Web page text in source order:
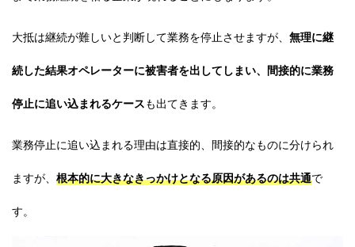
大抵は継続が難しいと判断して業務を停止させますが、 無理に継
続した結果オペレーターに被害者を出してしまい、間接的に業務
停止に追い込まれるケースも出てきます。
業務停止に追い込まれる理由は直接的、間接的なものに分けられ
ますが、 根本的に大きなきっかけとなる原因があるのは共通で
す。